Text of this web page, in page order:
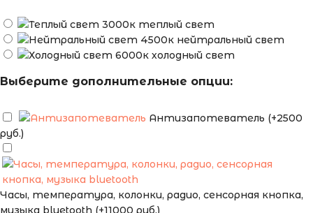
теплый свет
нейтральный свет
холодный свет
Выберите дополнительные опции:
Антизапотеватель (+2500
руб.)
Часы, температура, колонки, радио, сенсорная кнопка,
музыка bluetooth (+11000 руб.)